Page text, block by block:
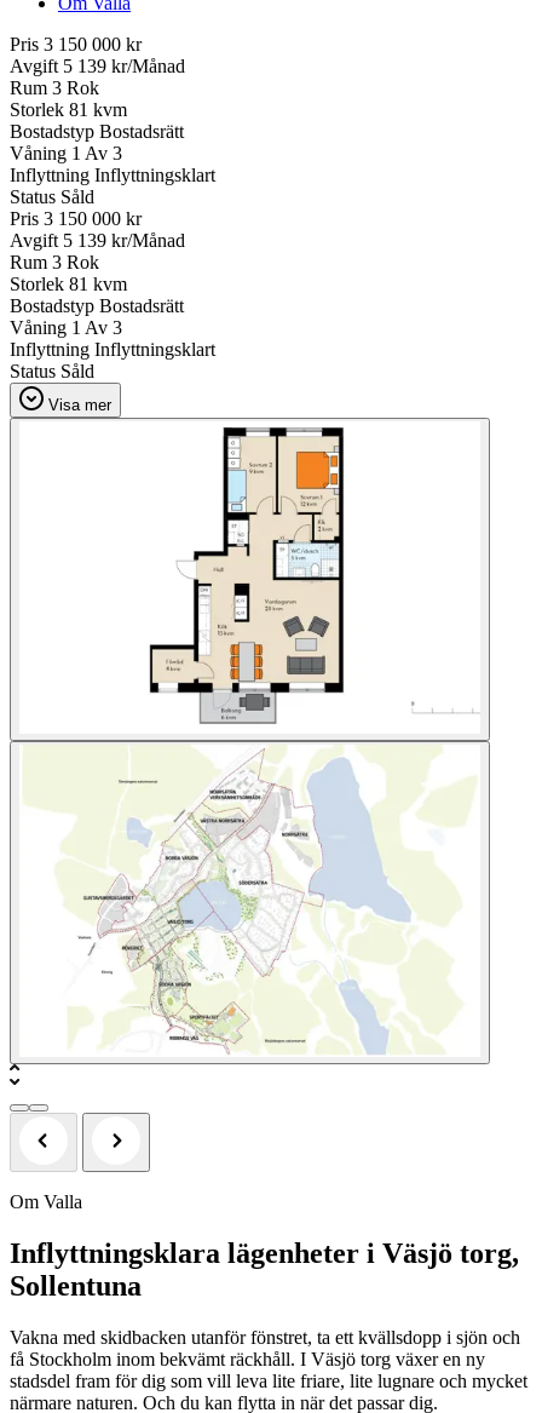
Pris 3 150 000 kr
Avgift 5 139 kr/Månad
Rum 3 Rok
Storlek 81 kvm
Bostadstyp Bostadsrätt
Våning 1 Av 3
Inflyttning Inflyttningsklart
Status Såld
Pris 3 150 000 kr
Avgift 5 139 kr/Månad
Rum 3 Rok
Storlek 81 kvm
Bostadstyp Bostadsrätt
Våning 1 Av 3
Inflyttning Inflyttningsklart
Status Såld
Visa mer
Om Valla
Inflyttningsklara lägenheter i Väsjö torg,
Sollentuna
Vakna med skidbacken utanför fönstret, ta ett kvällsdopp i sjön och
få Stockholm inom bekvämt räckhåll. I Väsjö torg växer en ny
stadsdel fram för dig som vill leva lite friare, lite lugnare och mycket
närmare naturen. Och du kan flytta in när det passar dig.